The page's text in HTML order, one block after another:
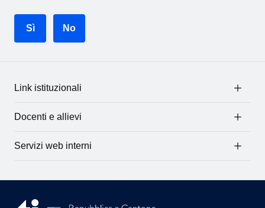
Sì No
Link istituzionali
Docenti e allievi
Servizi web interni